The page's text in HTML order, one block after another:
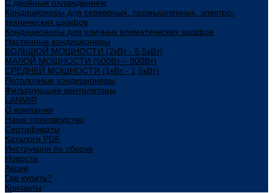
С двойным охлаждением
Кондиционеры для серверных, промышленных, электро-
технических шкафов
Кондиционеры для уличных климатических шкафов
Настенные кондиционеры
БОЛЬШОЙ МОЩНОСТИ (2кВт - 6,5кВт)
МАЛОЙ МОЩНОСТИ (500Вт – 800Вт)
СРЕДНЕЙ МОЩНОСТИ (1кВт - 1,5кВт)
Потолочные кондиционеры
Фильтрующие вентиляторы
LANMIR
О компании
Наше производство
Сертификаты
Каталоги PDF
Инструкции по сборке
Новости
Акции
Где купить?
Контакты